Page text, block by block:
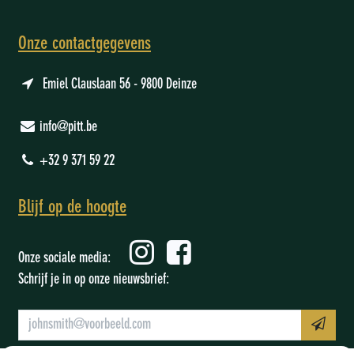
Onze contactgegevens
Emiel Clauslaan 56 - 9800 Deinze
info@pitt.be
+32 9 371 59 22
Blijf op de hoogte
Onze sociale media:
Schrijf je in op onze nieuwsbrief: